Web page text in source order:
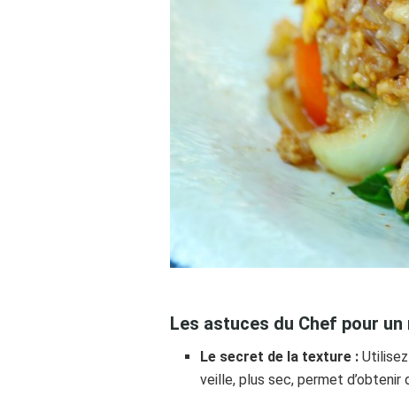
Les astuces du Chef pour
Le secret de la texture :
veille, plus sec, permet